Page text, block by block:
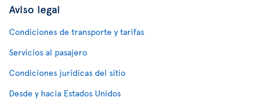
Aviso legal
Condiciones de transporte y tarifas
Servicios al pasajero
Condiciones jurídicas del sitio
Desde y hacia Estados Unidos